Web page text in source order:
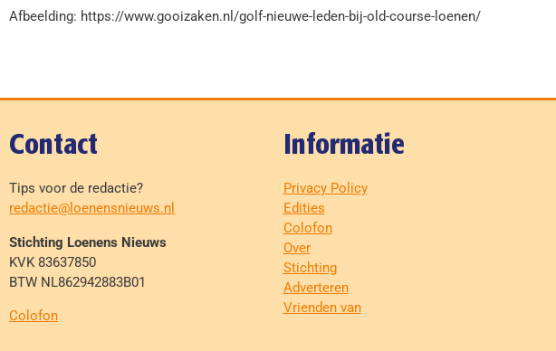
Afbeelding: https://www.gooizaken.nl/golf-nieuwe-leden-bij-old-course-loenen/
Contact
Tips voor de redactie?
redactie@loenensnieuws.nl
Stichting Loenens Nieuws
KVK 83637850
BTW NL862942883B01
Colofon
Informatie
Privacy Policy
Edities
Colofon
Over
Stichting
Adverteren
Vrienden van